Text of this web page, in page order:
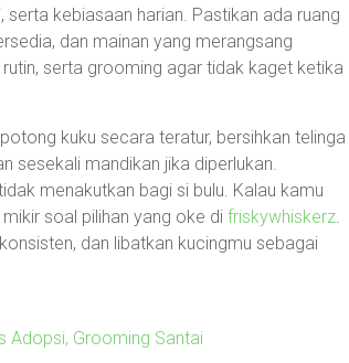
kebiasaan harian. Pastikan ada ruang
dan mainan yang merangsang
serta grooming agar tidak kaget ketika
kuku secara teratur, bersihkan telinga
sesekali mandikan jika diperlukan.
menakutkan bagi si bulu. Kalau kamu
soal pilihan yang oke di friskywhiskerz.
dan libatkan kucingmu sebagai
Adopsi, Grooming Santai